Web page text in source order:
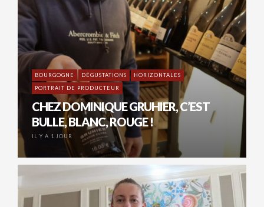
BOURGOGNE DÉGUSTATIONS
HORIZONTALES
PORTRAIT DE PRODUCTEUR
CHEZ DOMINIQUE GRUHIER, C’EST
BULLE, BLANC, ROUGE !
IL Y A 1 JOUR